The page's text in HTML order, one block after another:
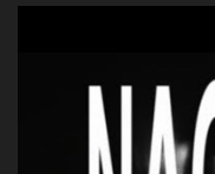
❌ www.elnorteduro.com
Uno pues Hallamos
Error Y me sacudo El
No me falta Pero